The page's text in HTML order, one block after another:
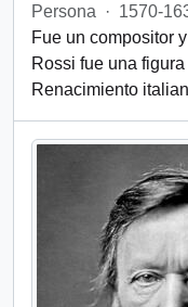
Persona
· 1570-
Fue un compositor
Rossi fue una
Renacimiento